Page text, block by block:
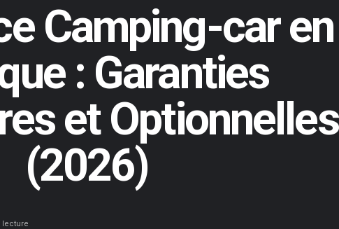
Camping-car en
: Garanties
et Optionnelles
(2026)
lecture